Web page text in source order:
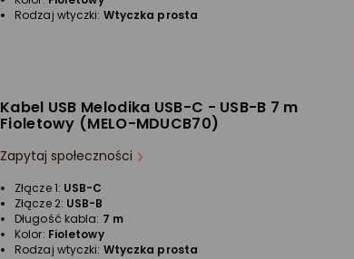
Rodzaj wtyczki: Wtyczka prosta
Kabel USB Melodika USB-C - USB-B 7 m
Fioletowy (MELO-MDUCB70)
Zapytaj społeczności
Złącze 1: USB-C
Złącze 2: USB-B
Długość kabla: 7 m
Kolor: Fioletowy
Rodzaj wtyczki: Wtyczka prosta